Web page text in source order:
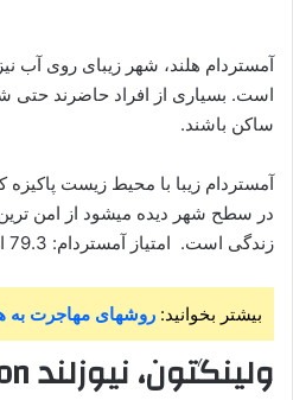
آمستردام هلند، شهر زیبای روی آب
است. بسیاری از افراد حاضرند حتی
ساکن باشند.
آمستردام زیبا با محیط زیست پاکیزه
در سطح شهر دیده میشود از امن
زندگی است. امتیاز آمستردام: 79.3 از 100
بیشتر بخوانید: روشهای مهاجرت به
ولینگتون، نیوزلند Wellington